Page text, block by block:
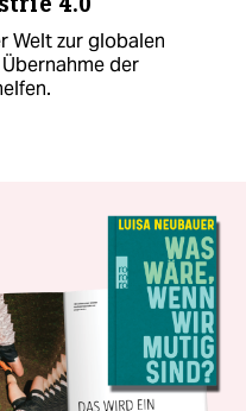
Welt zur globalen
der